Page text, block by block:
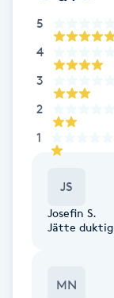
Healing
Herrklippning
HIFU
Hot Stone
5
4
3
2
1
JS
Josefin S.
Jätte
MN